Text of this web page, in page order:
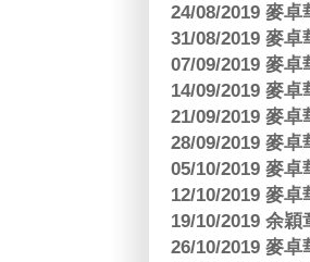
24/08/2019 麥
31/08/2019 麥
07/09/2019 麥
14/09/2019 麥
21/09/2019 麥
28/09/2019 麥
05/10/2019 麥
12/10/2019 麥
19/10/2019 余
26/10/2019 麥